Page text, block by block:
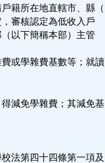
籍所在地直轄市、縣（
審核認定為低收入戶
以下簡稱本部）主管
或學雜費基數等；就讀
減免學雜費；其減免基
法第四十四條第一項及